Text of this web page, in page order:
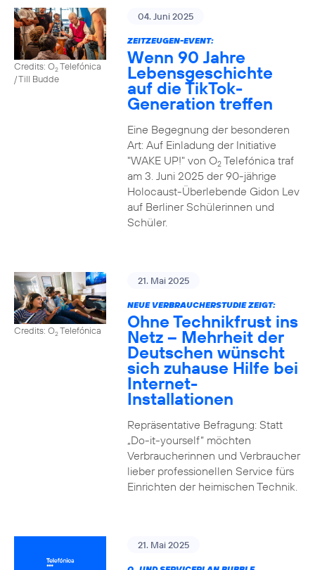
Credits: O2Telefónica
/ Till Budde
04. Juni 2025
ZEITZEUGEN-EVENT:
Wenn 90 Jahre
Lebensgeschichte
auf die TikTok-
Generation treffen
Eine Begegnung der besonderen
Art: Auf Einladung der Initiative
"WAKE UP!" von O2Telefónica traf
am 3. Juni 2025 der 90-jährige
Holocaust-Überlebende Gidon Lev
auf Berliner Schülerinnen und
Schüler.
Credits: O2Telefónica
21. Mai 2025
NEUE VERBRAUCHERSTUDIE ZEIGT:
Ohne Technikfrust ins
Netz – Mehrheit der
Deutschen wünscht
sich zuhause Hilfe bei
Internet-
Installationen
Repräsentative Befragung: Statt
„Do-it-yourself“ möchten
Verbraucherinnen und Verbraucher
lieber professionellen Service fürs
Einrichten der heimischen Technik.
21. Mai 2025